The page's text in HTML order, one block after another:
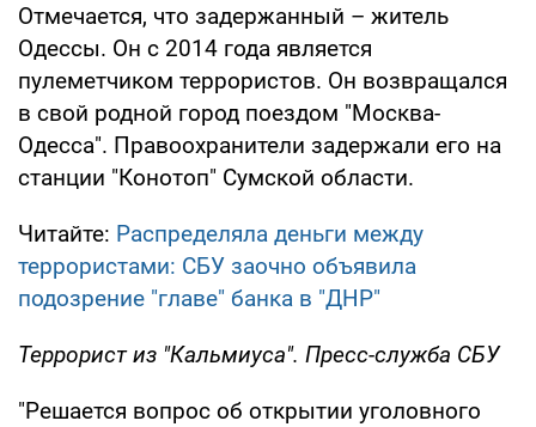
Отмечается, что задержанный – житель
Одессы. Он с 2014 года является
пулеметчиком террористов. Он возвращался
в свой родной город поездом "Москва-
Одесса". Правоохранители задержали его на
станции "Конотоп" Сумской области.
Читайте: Распределяла деньги между
террористами: СБУ заочно объявила
подозрение "главе" банка в "ДНР"
Террорист из "Кальмиуса". Пресс-служба СБУ
"Решается вопрос об открытии уголовного